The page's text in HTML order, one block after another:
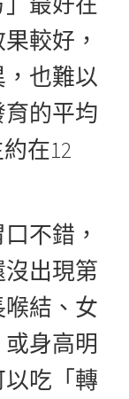
較好，
也難以
的平均
在12
不錯，
出現第
結、女
身高明
吃「轉